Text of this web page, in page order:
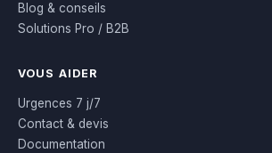
Blog & conseils
Solutions Pro / B2B
VOUS AIDER
Urgences 7 j/7
Contact & devis
Documentation